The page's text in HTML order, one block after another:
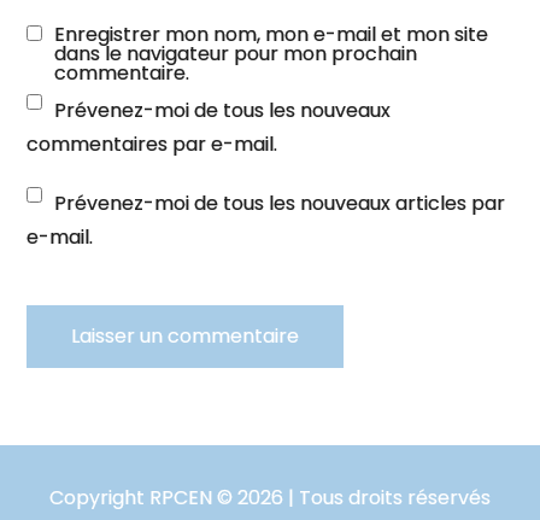
Enregistrer mon nom, mon e-mail et mon site
dans le navigateur pour mon prochain
commentaire.
Prévenez-moi de tous les nouveaux
commentaires par e-mail.
Prévenez-moi de tous les nouveaux articles par
e-mail.
Copyright RPCEN © 2026 | Tous droits réservés